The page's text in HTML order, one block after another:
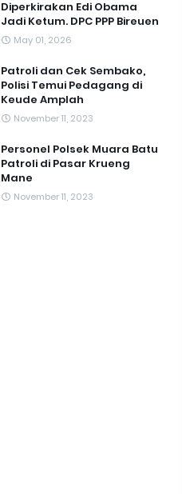
Diperkirakan Edi Obama
Jadi Ketum. DPC PPP Bireuen
May 01, 2026
Patroli dan Cek Sembako,
Polisi Temui Pedagang di
Keude Amplah
November 11, 2023
Personel Polsek Muara Batu
Patroli di Pasar Krueng
Mane
November 11, 2023